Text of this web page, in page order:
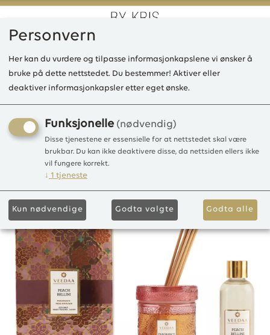
0
VE Reed Difusers set, Peach
Bellini
3months
Personvern
Her kan du vurdere og tilpasse informasjonkapslene vi ønsker å
bruke på dette nettstedet. Du bestemmer! Aktiver eller
deaktiver informasjonkapsler etter eget ønske.
Funksjonelle (nødvendig)
Disse tjenestene er essensielle for at nettstedet skal være
brukbar. Du kan ikke deaktivere disse, da nettsiden ellers ikke
vil fungere korrekt.
↓ 1 tjeneste
Kun nødvendige Godta valgte Godta alle